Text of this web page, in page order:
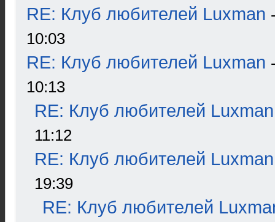
RE: Клуб любителей Luxman
10:03
RE: Клуб любителей Luxman
10:13
RE: Клуб любителей Luxman
11:12
RE: Клуб любителей Luxman
19:39
RE: Клуб любителей